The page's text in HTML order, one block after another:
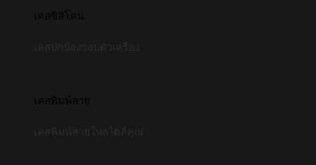
เคสซิลิโคน
เคสพิมพ์ลาย